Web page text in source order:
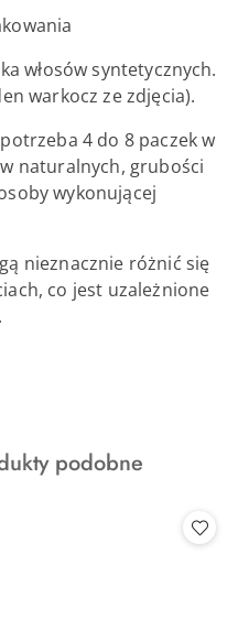
włosów syntetycznych.
warkocz ze zdjęcia).
4 do 8 paczek w
naturalnych, grubości
wykonującej
nieznacznie różnić się
co jest uzależnione
podobne